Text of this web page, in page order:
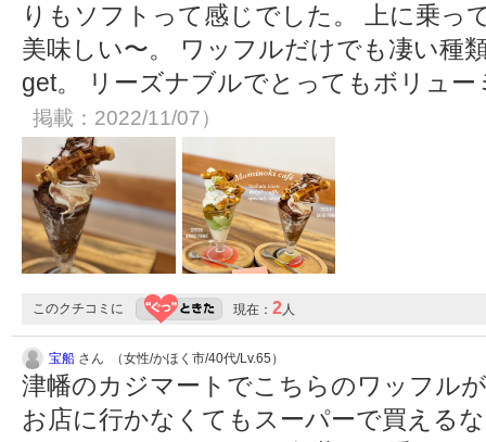
りもソフトって感じでした。 上に乗っ
美味しい〜。 ワッフルだけでも凄い種
get。 リーズナブルでとってもボリュ
掲載：2022/11/07）
このクチコミに 現在： 2人
宝船 さん （女性/かほく市/40代/Lv.65）
津幡のカジマートでこちらのワッフル
お店に行かなくてもスーパーで買える